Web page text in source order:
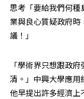
思考「要給我們何
業與良心質疑政府
議！」
「學術界只想跟政
清。」中興大學應用
他早提出許多經濟上